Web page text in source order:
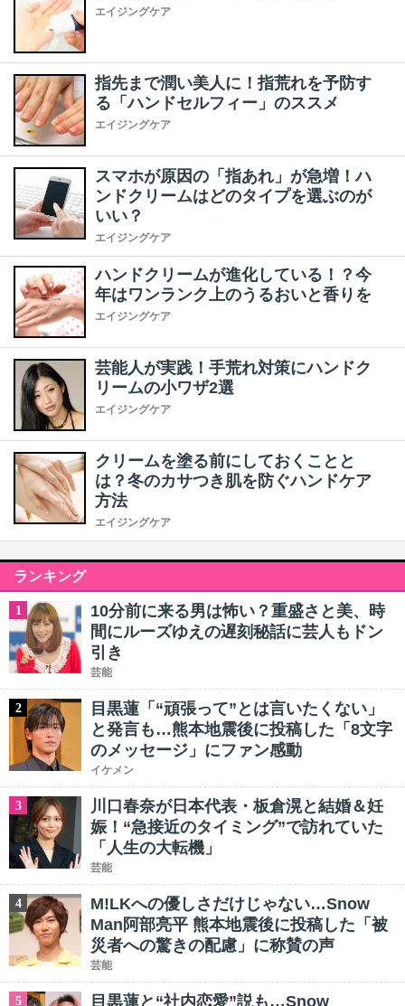
エイジングケア
指先まで潤い美人に！指荒れを予防す
る「ハンドセルフィー」のススメ
エイジングケア
スマホが原因の「指あれ」が急増！ハ
ンドクリームはどのタイプを選ぶのが
いい？
エイジングケア
ハンドクリームが進化している！？今
年はワンランク上のうるおいと香りを
エイジングケア
芸能人が実践！手荒れ対策にハンドク
リームの小ワザ2選
エイジングケア
クリームを塗る前にしておくことと
は？冬のカサつき肌を防ぐハンドケア
方法
エイジングケア
ランキング
1
10分前に来る男は怖い？重盛さと美、時
間にルーズゆえの遅刻秘話に芸人もドン
引き
芸能
2
目黒蓮「“頑張って”とは言いたくない」
と発言も…熊本地震後に投稿した「8文字
のメッセージ」にファン感動
イケメン
3
川口春奈が日本代表・板倉滉と結婚＆妊
娠！“急接近のタイミング”で訪れていた
「人生の大転機」
芸能
4
M!LKへの優しさだけじゃない…Snow
Man阿部亮平 熊本地震後に投稿した「被
災者への驚きの配慮」に称賛の声
芸能
5 目黒蓮と“社内恋愛”説も…Snow